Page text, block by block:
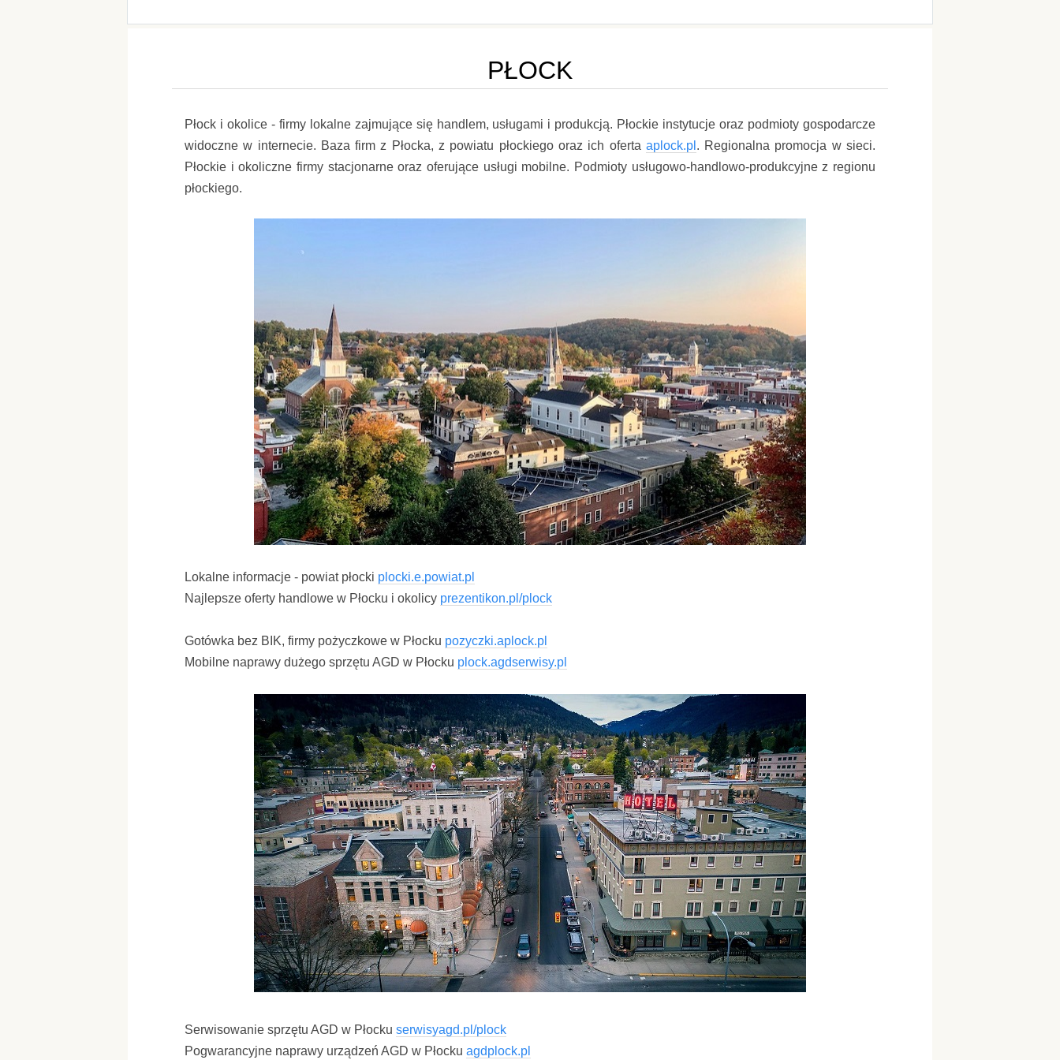
PŁOCK
Płock i okolice - firmy lokalne zajmujące się handlem, usługami i produkcją. Płockie instytucje oraz podmioty gospodarcze
widoczne w internecie. Baza firm z Płocka, z powiatu płockiego oraz ich oferta aplock.pl . Regionalna promocja w sieci.
Płockie i okoliczne firmy stacjonarne oraz oferujące usługi mobilne. Podmioty usługowo-handlowo-produkcyjne z regionu
płockiego.
Lokalne informacje - powiat płocki plocki.e.powiat.pl
Najlepsze oferty handlowe w Płocku i okolicy prezentikon.pl/plock
Gotówka bez BIK, firmy pożyczkowe w Płocku pozyczki.aplock.pl
Mobilne naprawy dużego sprzętu AGD w Płocku plock.agdserwisy.pl
Serwisowanie sprzętu AGD w Płocku serwisyagd.pl/plock
Pogwarancyjne naprawy urządzeń AGD w Płocku agdplock.pl